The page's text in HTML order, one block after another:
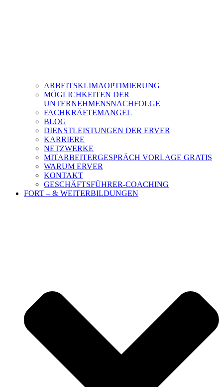
ARBEITSKLIMAOPTIMIERUNG
MÖGLICHKEITEN DER
UNTERNEHMENSNACHFOLGE
FACHKRÄFTEMANGEL
BLOG
DIENSTLEISTUNGEN DER ERVER
KARRIERE
NETZWERKE
MITARBEITERGESPRÄCH VORLAGE GRATIS
WARUM ERVER
KONTAKT
GESCHÄFTSFÜHRER-COACHING
FORT – & WEITERBILDUNGEN